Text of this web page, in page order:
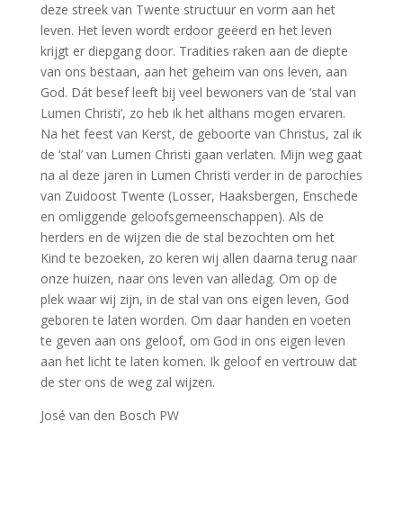
deze streek van Twente structuur en vorm aan het
leven. Het leven wordt erdoor geëerd en het leven
krijgt er diepgang door. Tradities raken aan de diepte
van ons bestaan, aan het geheim van ons leven, aan
God. Dát besef leeft bij veel bewoners van de ‘stal van
Lumen Christi’, zo heb ik het althans mogen ervaren.
Na het feest van Kerst, de geboorte van Christus, zal ik
de ‘stal’ van Lumen Christi gaan verlaten. Mijn weg gaat
na al deze jaren in Lumen Christi verder in de parochies
van Zuidoost Twente (Losser, Haaksbergen, Enschede
en omliggende geloofsgemeenschappen). Als de
herders en de wijzen die de stal bezochten om het
Kind te bezoeken, zo keren wij allen daarna terug naar
onze huizen, naar ons leven van alledag. Om op de
plek waar wij zijn, in de stal van ons eigen leven, God
geboren te laten worden. Om daar handen en voeten
te geven aan ons geloof, om God in ons eigen leven
aan het licht te laten komen. Ik geloof en vertrouw dat
de ster ons de weg zal wijzen.
José van den Bosch PW